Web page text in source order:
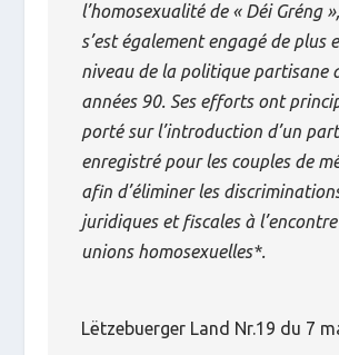
l’homosexualité de « Déi Gréng
s’est également engagé de plus
niveau de la politique partisane
années 90. Ses efforts ont
porté sur l’introduction d’un
enregistré pour les couples de
afin d’éliminer les
juridiques et fiscales à l’encontre
unions homosexuelles*.
Lëtzebuerger Land Nr.19 du 7